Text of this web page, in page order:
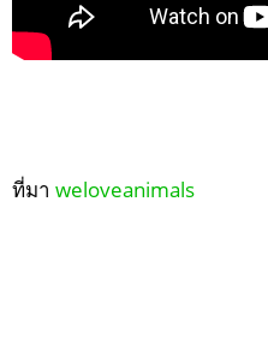
ที่มา weloveanimals